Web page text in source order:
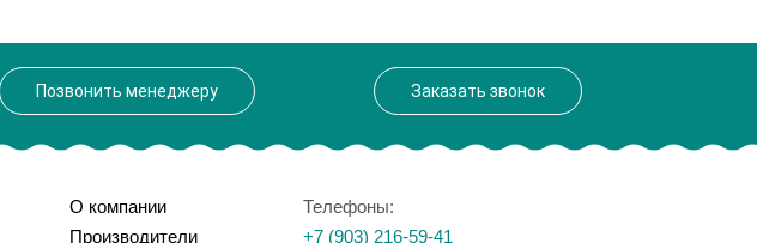
Позвонить менеджеру Заказать звонок
О компании
Производители
Телефоны:
+7 (903) 216-59-41